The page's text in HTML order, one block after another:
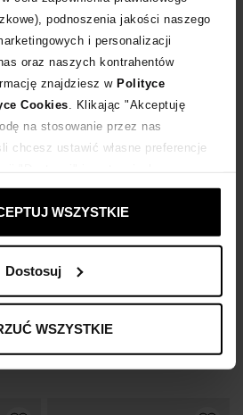
podnoszenia jakości naszego
i personalizacji
oraz naszych kontrahentów
znajdziesz w Polityce
Cookies . Klikając "Akceptuję
na stosowanie przez nas
chcesz ustawić własne preferencje
WSZYSTKIE
Dostosuj
WSZYSTKIE
2 699zł
Białe skórzane sneakersy Lo-Top Hexagon
Bestseller
PHILIPP PLEIN
Czarna koszula Regular Fit
2 299zł